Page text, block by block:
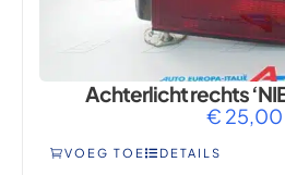
Achterlicht rechts
€ 25,00
VOEG TOE DETAILS